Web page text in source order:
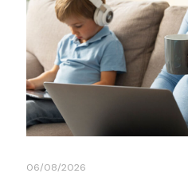
06/08/2026